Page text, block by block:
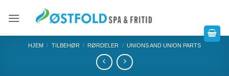
HJEM / TILBEHØR / RØRDELER / UNIONS AND UNION PARTS